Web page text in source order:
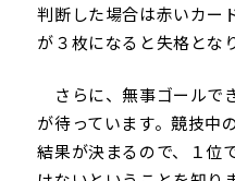
判断した場合は赤いカー
が３枚になると失格とな
さらに、無事ゴールで
が待っています。競技中
結果が決まるので、１位